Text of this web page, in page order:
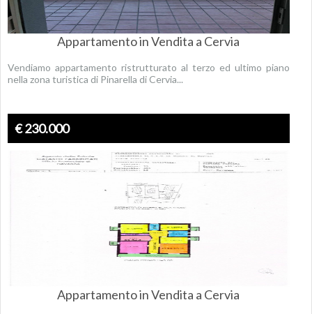
Appartamento in Vendita a Cervia
Vendiamo appartamento ristrutturato al terzo ed ultimo piano
nella zona turistica di Pinarella di Cervia...
€ 230.000
Appartamento in Vendita a Cervia